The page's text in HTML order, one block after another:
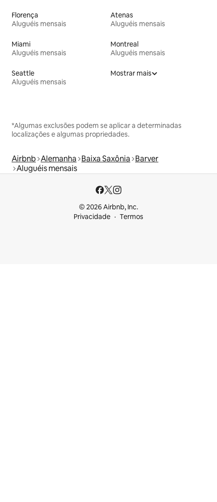
Florença
Aluguéis mensais
Atenas
Aluguéis mensais
Miami
Aluguéis mensais
Montreal
Aluguéis mensais
Seattle
Aluguéis mensais
Mostrar mais
*Algumas exclusões podem se aplicar a determinadas
localizações e algumas propriedades.
Airbnb Alemanha Baixa Saxônia Barver
Aluguéis mensais
© 2026 Airbnb, Inc.
Privacidade
Termos